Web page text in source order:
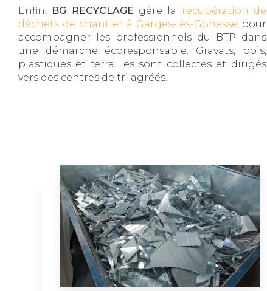
Enfin, BG RECYCLAGE gère la
récupération de
déchets de chantier à Garges-lès-Gonesse pour
accompagner les professionnels du BTP dans
une démarche écoresponsable. Gravats, bois,
plastiques et ferrailles sont collectés et dirigés
vers des centres de tri agréés.